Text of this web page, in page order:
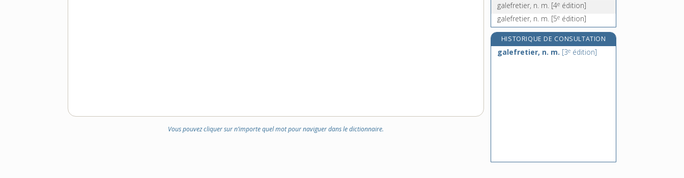
Vous pouvez cliquer sur n’importe quel mot pour naviguer dans le dictionnaire.
galefretier, n. m. [4e édition]
galefretier, n. m. [5e édition]
HISTORIQUE DE CONSULTATION
galefretier, n. m. [3e édition]